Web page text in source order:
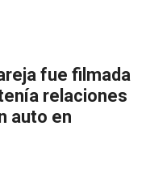
fue filmada
relaciones
auto en